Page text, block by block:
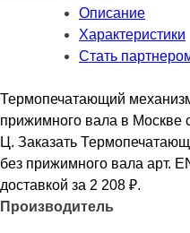
Описание
Характеристики
Стать
Термопечатающий
прижимного вала в Москве
Ц. Заказать
без прижимного вала арт.
доставкой за 2 208 ₽.
Производитель